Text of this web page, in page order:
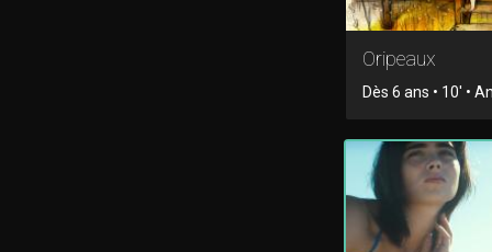
Oripeaux
Dès 6 ans • 10' •